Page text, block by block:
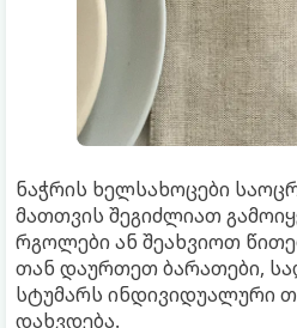
ნაჭრის ხელსახოცები
მათთვის შეგიძლიათ
რგოლები ან შეახვიოთ
თან დაურთეთ ბარათები,
სტუმარს ინდივიდუალური
დახვდება.